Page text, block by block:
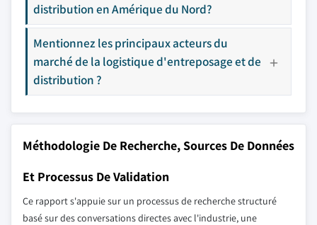
distribution en Amérique du Nord?
Mentionnez les principaux acteurs du
marché de la logistique d'entreposage et de
distribution ?
Méthodologie De Recherche, Sources De Données
Et Processus De Validation
Ce rapport s'appuie sur un processus de recherche structuré
basé sur des conversations directes avec l'industrie, une